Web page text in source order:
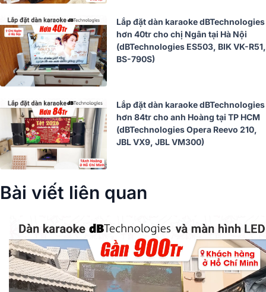
Lắp đặt dàn karaoke dBTechnologies
hơn 40tr cho chị Ngân tại Hà Nội
(dBTechnologies ES503, BIK VK-R51,
BS-790S)
Lắp đặt dàn karaoke dBTechnologies
hơn 84tr cho anh Hoàng tại TP HCM
(dBTechnologies Opera Reevo 210,
JBL VX9, JBL VM300)
Bài viết liên quan